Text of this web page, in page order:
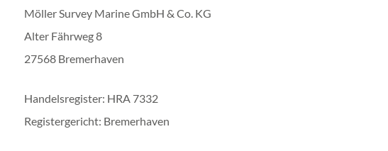
Möller Survey Marine GmbH & Co. KG
Alter Fährweg 8
27568 Bremerhaven
Handelsregister: HRA 7332
Registergericht: Bremerhaven